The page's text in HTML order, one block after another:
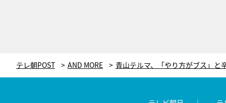
テレ朝POST AND MORE